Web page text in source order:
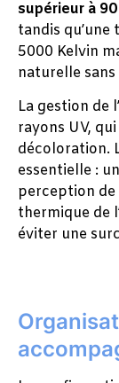
supérieur à 90
tandis
5000 Kelvin
naturelle
La gestion de
rayons UV,
décoloration.
essentielle :
perception de
thermique de
éviter une